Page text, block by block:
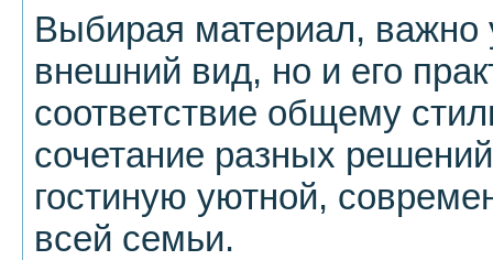
Выбирая материал, важно
внешний вид, но и его
соответствие общему
сочетание разных
гостиную уютной,
всей семьи.